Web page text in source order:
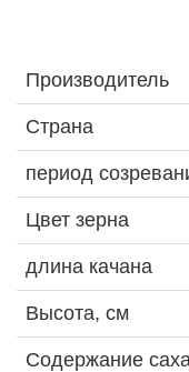
Производитель
Страна
период
Цвет зерна
длина качана
Высота, см
Содержание